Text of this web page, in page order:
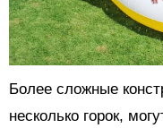
Более сложные
несколько горок,